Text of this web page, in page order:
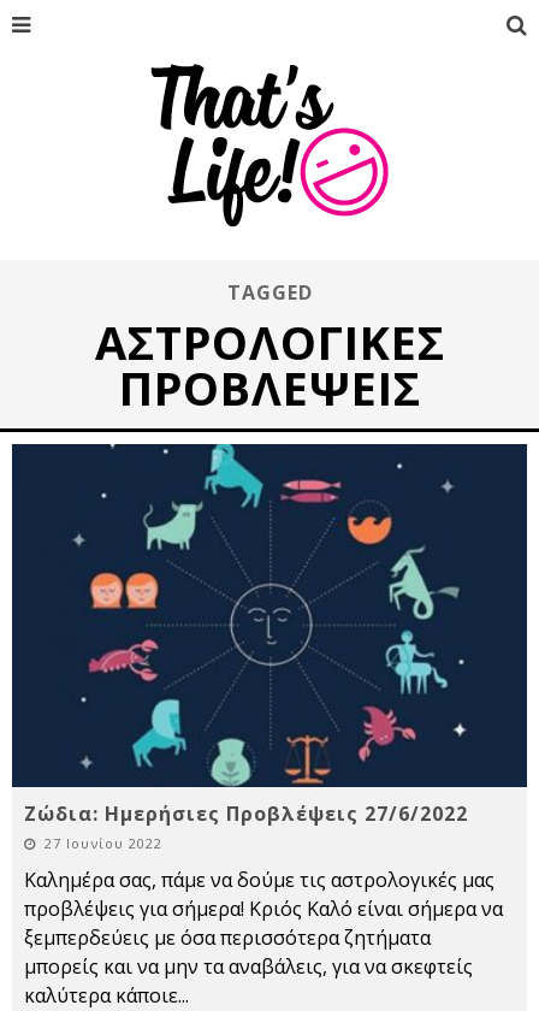
TAGGED
ΑΣΤΡΟΛΟΓΙΚΈΣ
ΠΡΟΒΛΈΨΕΙΣ
Ζώδια: Ημερήσιες Προβλέψεις 27/6/2022
27 Ιουνίου 2022
Καλημέρα σας, πάμε να δούμε τις αστρολογικές μας
προβλέψεις για σήμερα! Κριός Καλό είναι σήμερα να
ξεμπερδεύεις με όσα περισσότερα ζητήματα
μπορείς και να μην τα αναβάλεις, για να σκεφτείς
καλύτερα κάποιε...